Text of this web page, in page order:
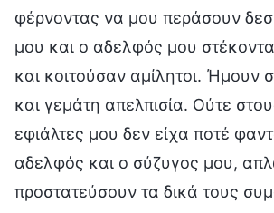
φέρνοντας να μου περάσουν
μου και ο αδελφός μου
και κοιτούσαν αμίλητοι. Ήμουν
και γεμάτη απελπισία. Ούτε
εφιάλτες μου δεν είχα ποτέ
αδελφός και ο σύζυγος μου,
προστατεύσουν τα δικά τους